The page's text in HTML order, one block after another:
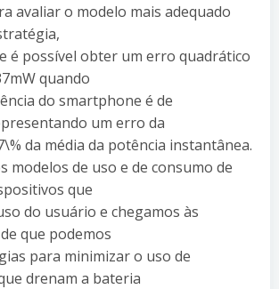
avaliar o modelo mais adequado
é possível obter um erro quadrático
quando
do smartphone é de
um erro da
da média da potência instantânea.
modelos de uso e de consumo de
que
do usuário e chegamos às
que podemos
para minimizar o uso de
drenam a bateria